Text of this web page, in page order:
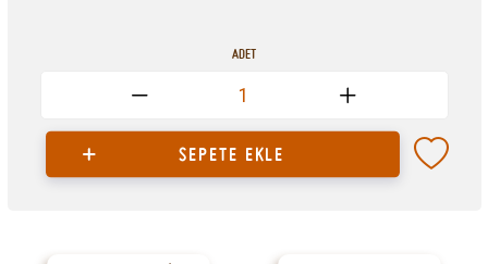
ADET
1
SEPETE EKLE